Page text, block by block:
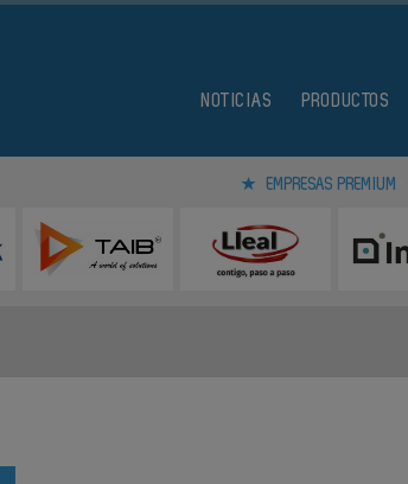
NOTICIAS PRODUCTOS
EMPRESAS PREMIUM